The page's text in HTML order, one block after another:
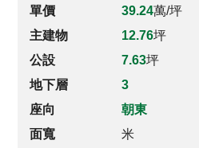
單價
39.24萬/坪
主建物
12.76坪
公設
7.63坪
地下層
3
座向
朝東
面寬
米